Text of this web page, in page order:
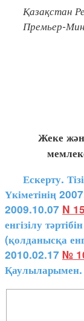
Қазақстан
Премьер-
2007
N
Жеке және
Ескерту.
Үкіметінің
2009.10.07 N
енгізілу тәртібін
(қолданысқа
2010.02.17 №
Қаулыларымен.